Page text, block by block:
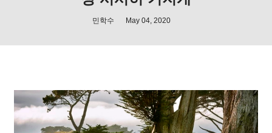
민학수 May 04, 2020